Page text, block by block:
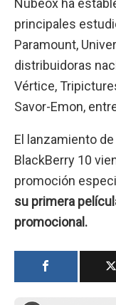
Nubeox ha
principales
Paramount,
distribuidoras
Vértice,
Savor-Emon,
El lanzamiento
BlackBerry 10
promoción
su primera
promocional.